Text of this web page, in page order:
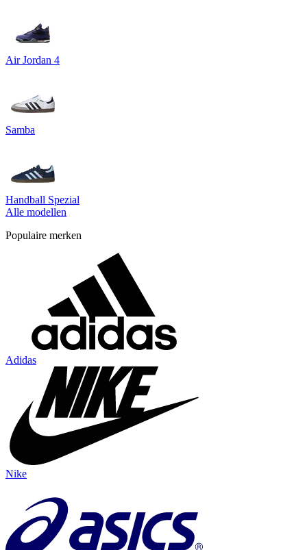
Air Jordan 4
Samba
Handball Spezial
Alle modellen
Populaire merken
Adidas
Nike